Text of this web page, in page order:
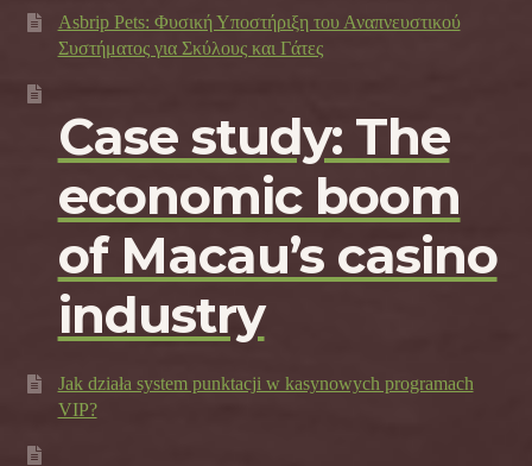
Asbrip Pets: Φυσική Υποστήριξη του Αναπνευστικού
Συστήματος για Σκύλους και Γάτες
Case study: The
economic boom
of Macau’s casino
industry
Jak działa system punktacji w kasynowych programach
VIP?